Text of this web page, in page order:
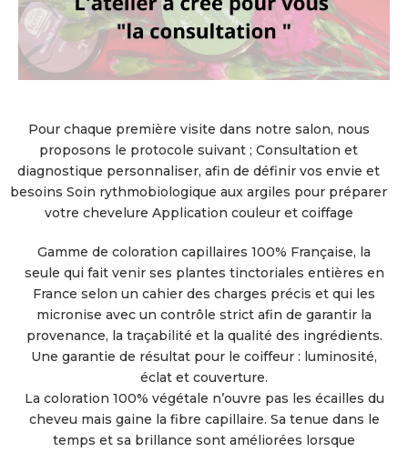
Pour chaque première visite dans notre salon, nous
proposons le protocole suivant ; Consultation et
diagnostique personnaliser, afin de définir vos envie et
besoins Soin rythmobiologique aux argiles pour préparer
votre chevelure Application couleur et coiffage
Gamme de coloration capillaires 100% Française, la
seule qui fait venir ses plantes tinctoriales entières en
France selon un cahier des charges précis et qui les
micronise avec un contrôle strict afin de garantir la
provenance, la traçabilité et la qualité des ingrédients.
Une garantie de résultat pour le coiffeur : luminosité,
éclat et couverture.
La coloration 100% végétale n’ouvre pas les écailles du
cheveu mais gaine la fibre capillaire. Sa tenue dans le
temps et sa brillance sont améliorées lorsque